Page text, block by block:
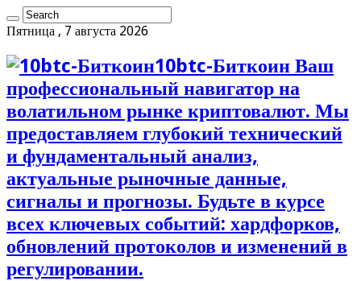
Пятница , 7 августа 2026
10btc-Биткоин Ваш
профессиональный навигатор на
волатильном рынке криптовалют. Мы
предоставляем глубокий технический
и фундаментальный анализ,
актуальные рыночные данные,
сигналы и прогнозы. Будьте в курсе
всех ключевых событий: хардфорков,
обновлений протоколов и изменений в
регулировании.